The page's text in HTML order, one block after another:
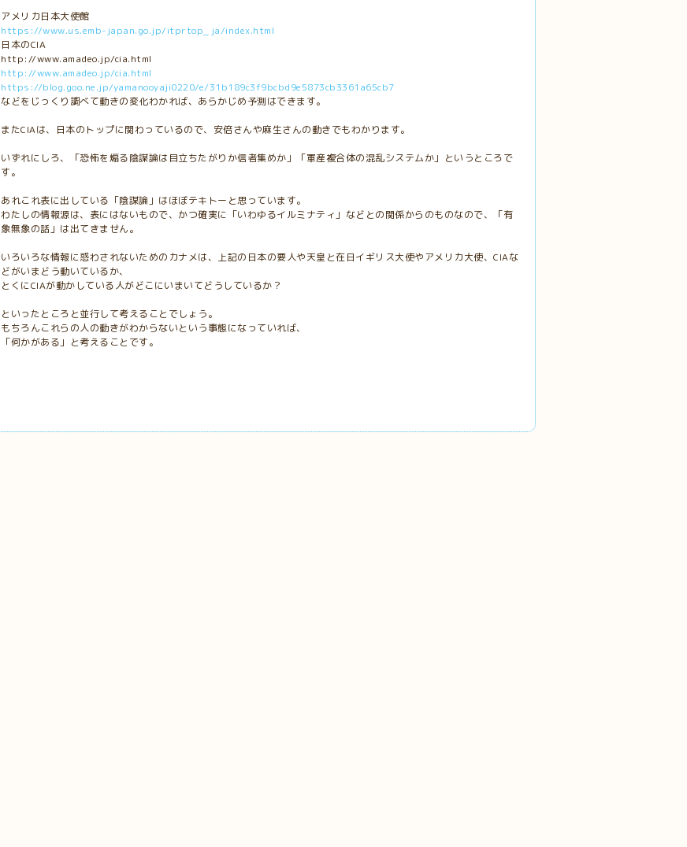
アメリカ日本大使館
https://www.us.emb-japan.go.jp/itprtop_ja/index.html
日本のCIA
http://www.amadeo.jp/cia.html
http://www.amadeo.jp/cia.html
https://blog.goo.ne.jp/yamanooyaji0220/e/31b189c3f9bcbd9e5873cb3361a65cb7
などをじっくり調べて動きの変化わかれば、あらかじめ予測はできます。
またCIAは、日本のトップに関わっているので、安倍さんや麻生さんの動きでもわかります。
いずれにしろ、「恐怖を煽る陰謀論は目立ちたがりか信者集めか」「軍産複合体の混乱システムか」というところで
す。
あれこれ表に出している「陰謀論」はほぼテキトーと思っています。
わたしの情報源は、表にはないもので、かつ確実に「いわゆるイルミナティ」などとの関係からのものなので、「有
象無象の話」は出てきません。
いろいろな情報に惑わされないためのカナメは、上記の日本の要人や天皇と在日イギリス大使やアメリカ大使、CIAな
どがいまどう動いているか、
とくにCIAが動かしている人がどこにいまいてどうしているか？
といったところと並行して考えることでしょう。
もちろんこれらの人の動きがわからないという事態になっていれば、
「何かがある」と考えることです。